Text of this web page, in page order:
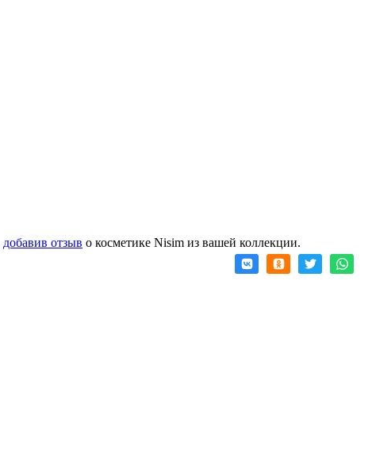
добавив отзыв о косметике Nisim из вашей коллекции.